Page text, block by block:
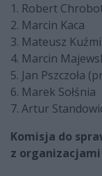
1. Robert
2. Marcin Kaca
3. Mateusz
4. Marcin
5. Jan Pszczoła
6. Marek Sołśnia
7. Artur
Komisja do
z